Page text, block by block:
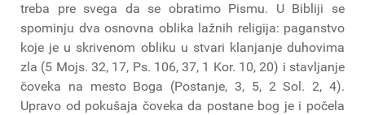
treba pre svega da se obratimo Pismu. U Bibliji se
spominju dva osnovna oblika lažnih religija: paganstvo
koje je u skrivenom obliku u stvari klanjanje duhovima
zla (5 Mojs. 32, 17, Ps. 106, 37, 1 Kor. 10, 20) i stavljanje
čoveka na mesto Boga (Postanje, 3, 5, 2 Sol. 2, 4).
Upravo od pokušaja čoveka da postane bog je i počela